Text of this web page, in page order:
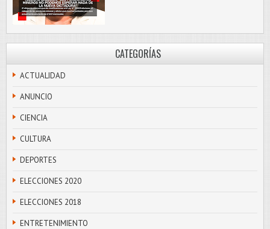
CATEGORÍAS
ACTUALIDAD
ANUNCIO
CIENCIA
CULTURA
DEPORTES
ELECCIONES 2020
ELECCIONES 2018
ENTRETENIMIENTO